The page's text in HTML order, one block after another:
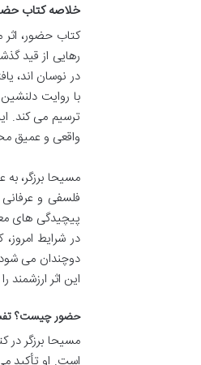
خلاصه کتاب
کتاب حضور، اثر
رهایی از قید
در نوسان اند،
با روایت
ترسیم می کند.
واقعی و عمیق
مسیحا برزگر،
فلسفی و
پیچیدگی های
در شرایط
دوچندان می
این اثر
حضور چیست؟
مسیحا برزگر در